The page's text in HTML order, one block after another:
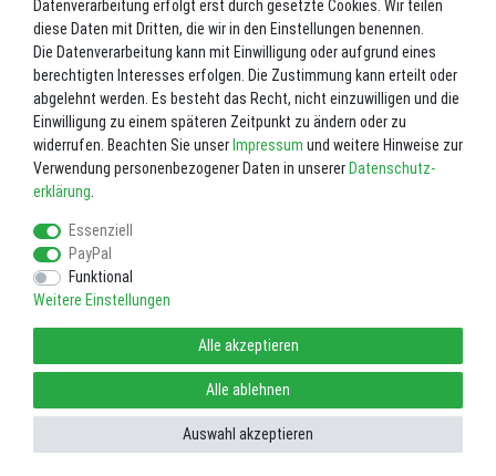
Datenverarbeitung erfolgt erst durch gesetzte Cookies. Wir teilen
diese Daten mit Dritten, die wir in den Einstellungen benennen.
Die Datenverarbeitung kann mit Einwilligung oder aufgrund eines
berechtigten Interesses erfolgen. Die Zustimmung kann erteilt oder
abgelehnt werden. Es besteht das Recht, nicht einzuwilligen und die
Einwilligung zu einem späteren Zeitpunkt zu ändern oder zu
widerrufen. Beachten Sie unser Impressum und weitere Hinweise zur
Verwendung personenbezogener Daten in unserer Daten­schutz­
erklärung
Essenziell
PayPal
Funktional
Weitere Einstellungen
Alle akzeptieren
Alle ablehnen
Auswahl akzeptieren